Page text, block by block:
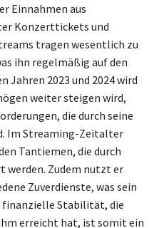
Einnahmen aus
Konzerttickets und
tragen wesentlich zu
ihn regelmäßig auf den
Jahren 2023 und 2024 wird
weiter steigen wird,
die durch seine
Im Streaming-Zeitalter
Tantiemen, die durch
Zudem nutzt er
Zuverdienste, was sein
finanzielle Stabilität, die
erreicht hat, ist somit ein